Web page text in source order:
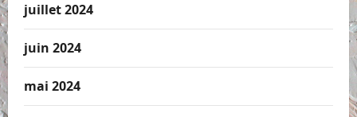
juillet 2024
juin 2024
mai 2024